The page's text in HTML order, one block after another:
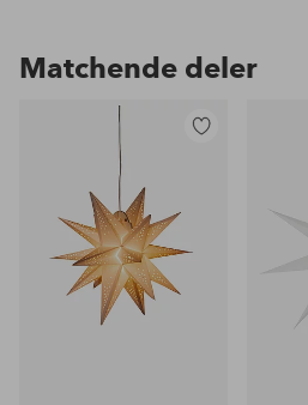
Matchende deler